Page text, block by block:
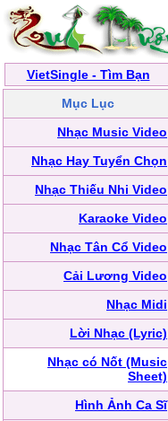
VietSingle - Tìm Bạn
Mục Lục
Nhạc Music Video
Nhạc Hay Tuyển Chọn
Nhạc Thiếu Nhi Video
Karaoke Video
Nhạc Tân Cổ Video
Cải Lương Video
Nhạc Midi
Lời Nhạc (Lyric)
Nhạc có Nốt (Music
Sheet)
Hình Ảnh Ca Sĩ